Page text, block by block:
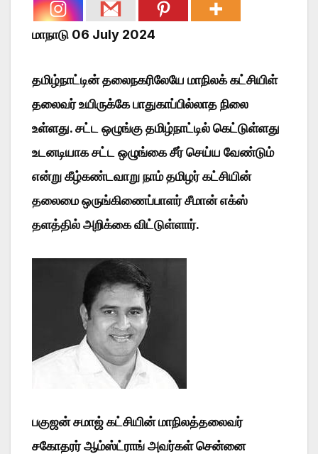
மாநாடு 06 July 2024
தமிழ்நாட்டின் தலைநகரிலேயே மாநிலக் கட்சியிள்
தலைவர் உயிருக்கே பாதுகாப்பில்லாத நிலை
உள்ளது. சட்ட ஒழுங்கு தமிழ்நாட்டில் கெட்டுள்ளது
உடனடியாக சட்ட ஒழுங்கை சீர் செய்ய வேண்டும்
என்று கீழ்கண்டவாறு நாம் தமிழர் கட்சியின்
தலைமை ஒருங்கிணைப்பாளர் சீமான் எக்ஸ்
தளத்தில் அறிக்கை விட்டுள்ளார்.
பகுஜன் சமாஜ் கட்சியின் மாநிலத்தலைவர்
சகோதரர் ஆம்ஸ்ட்ராங் அவர்கள் சென்னை